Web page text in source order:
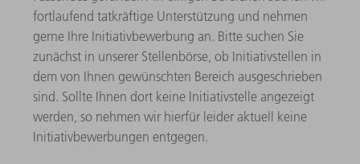
fortlaufend tatkräftige Unterstützung und nehmen
gerne Ihre Initiativbewerbung an. Bitte suchen Sie
zunächst in unserer Stellenbörse, ob Initiativstellen in
dem von Ihnen gewünschten Bereich ausgeschrieben
sind. Sollte Ihnen dort keine Initiativstelle angezeigt
werden, so nehmen wir hierfür leider aktuell keine
Initiativbewerbungen entgegen.